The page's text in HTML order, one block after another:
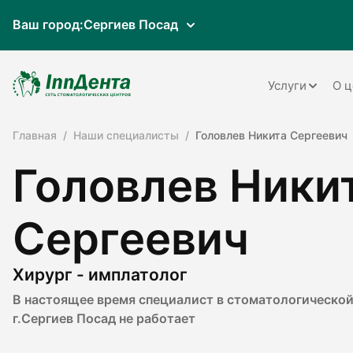
Ваш город:Сергиев Посад
Услуги
Терапия
Хирургия
О
Главная Наши специалисты Головлев Никита Сергеевич
Головлев
Сергеевич
Хирург - имплатолог
В настоящее время специалист в
г.Сергиев Посад не работает